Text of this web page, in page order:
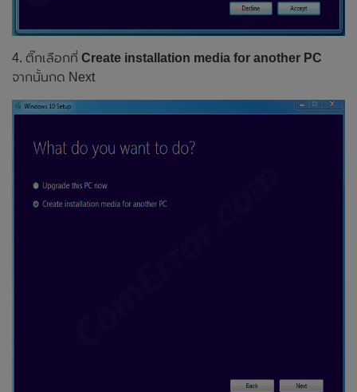
4. ติ๊กเลือกที่ Create installation media for another PC
จากนั้นกด Next